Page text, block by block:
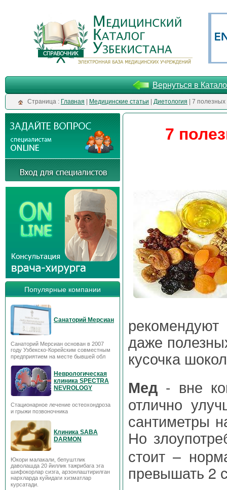
Вернуться в
Cтраница : Главная Медицинские статьи Диетология | 7
Популярные компании
Санаторий Мерсиан
Санаторий Мерсиан основан в 2007
году Узбекско-Корейским совместным
предприятием на месте бывшей обл
Неврологическая
клиника SPECTRA
NEVROLOGY
Стационарное лечение остеохондроза
и грыжи позвоночника
Клиника SABA
DARMON
Юкори малакали, бепуштлик
даволашда 20 йиллик тажрибага эга
шифокорлар сизга, арзонлаштирилган
нархларда куйидаги хизматлар
курсатади.
7
даже
кусочка
Мед - вне
отлично
сантиметры
Но
стоит –
превышать 2